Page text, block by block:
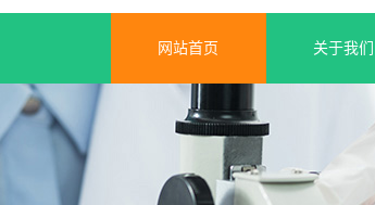
网站首页 关于我们